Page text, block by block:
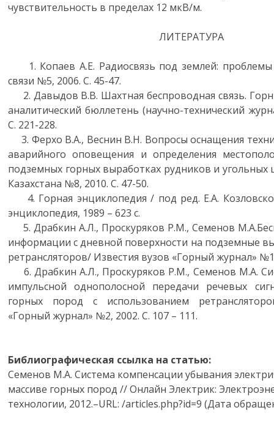
чувствительность в пределах 12 мкВ/м.
ЛИТЕРАТУРА
1. Копаев А.Е. Радиосвязь под землей:
связи №5, 2006. С. 45-47.
2. Давыдов В.В. Шахтная беспроводная связь.
аналитический бюллетень (научно-технический
С. 221-228.
3. Ферхо В.А., Веснин В.Н. Вопросы оснащения
аварийного оповещения и определения
подземных горных выработках рудников и
Казахстана №8, 2010. С. 47-50.
4. Горная энциклопедия / под ред. Е.А.
энциклопедия, 1989 – 623 с.
5. Драбкин А.Л., Проскуряков Р.М., Семенов
информации с дневной поверхности на подземные
ретрансляторов/ Известия вузов «Горный журнал»
6. Драбкин А.Л., Проскуряков Р.М., Семенов М.А.
импульсной однополосной передачи речевых
горных пород с использованием
«Горный журнал» №2, 2002. С. 107 – 111.
Библиографическая ссылка на статью:
Семенов М.А. Система компенсации убывания
массиве горных пород // Онлайн Электрик:
технологии, 2012.–URL: /articles.php?id=9 (Дата